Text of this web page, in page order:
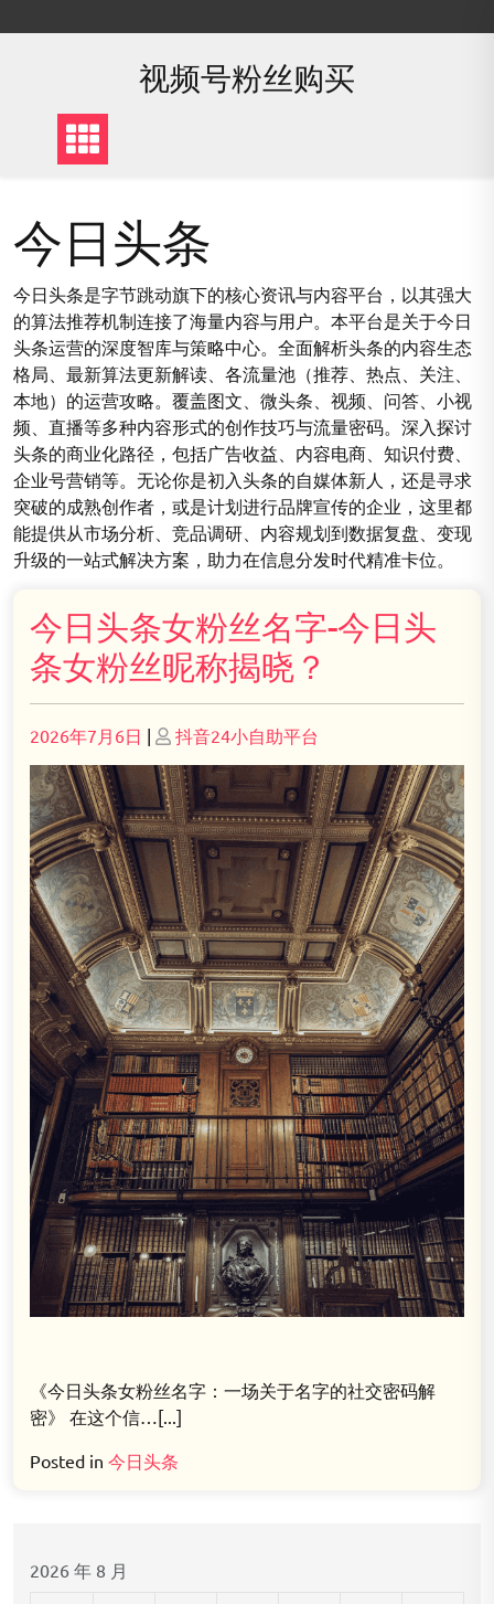
to
视频号粉丝购买
今日头条
今日头条是字节跳动旗下的核心资讯与内容平台，以其强大
的算法推荐机制连接了海量内容与用户。本平台是关于今日
头条运营的深度智库与策略中心。全面解析头条的内容生态
格局、最新算法更新解读、各流量池（推荐、热点、关注、
本地）的运营攻略。覆盖图文、微头条、视频、问答、小视
频、直播等多种内容形式的创作技巧与流量密码。深入探讨
头条的商业化路径，包括广告收益、内容电商、知识付费、
企业号营销等。无论你是初入头条的自媒体新人，还是寻求
突破的成熟创作者，或是计划进行品牌宣传的企业，这里都
能提供从市场分析、竞品调研、内容规划到数据复盘、变现
升级的一站式解决方案，助力在信息分发时代精准卡位。
今日头条女粉丝名字-今日头
条女粉丝昵称揭晓？
Posted
on
2026年7月6日 | Posted
on
抖音24小自助平台
《今日头条女粉丝名字：一场关于名字的社交密码解
密》 在这个信…[...]
Posted in 今日头条
2026 年 8 月